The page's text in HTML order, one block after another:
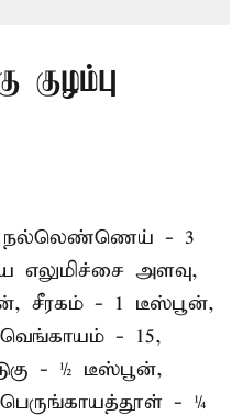
குழம்பு
நல்லெண்ணெய் - 3
எலுமிச்சை அளவு,
சீரகம் - 1 டீஸ்பூன்,
- 15,
- ½ டீஸ்பூன்,
- ¼